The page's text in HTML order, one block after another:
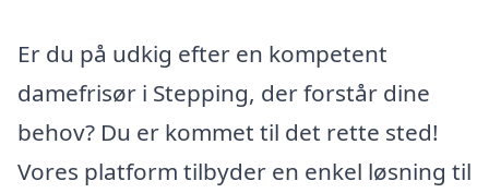
Er du på udkig efter en kompetent
damefrisør i Stepping, der forstår dine
behov? Du er kommet til det rette sted!
Vores platform tilbyder en enkel løsning til